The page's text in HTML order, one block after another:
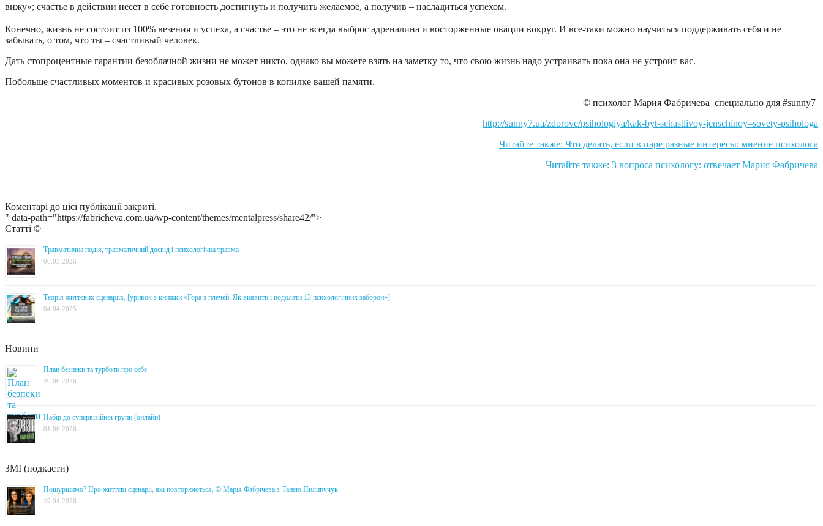
вижу»; счастье в действии несет в себе готовность достигнуть и получить желаемое, а получив – насладиться успехом.
Конечно, жизнь не состоит из 100% везения и успеха, а счастье – это не всегда выброс адреналина и восторженные овации вокруг. И все-таки можно научиться поддерживать себя и не
забывать, о том, что ты – счастливый человек.
Дать стопроцентные гарантии безоблачной жизни не может никто, однако вы можете взять на заметку то, что свою жизнь надо устраивать пока она не устроит вас.
Побольше счастливых моментов и красивых розовых бутонов в копилке вашей памяти.
© психолог Мария Фабричева специально для ‪#‎sunny7‬
http://sunny7.ua/zdorove/psihologiya/kak-byt-schastlivoy-jenschinoy–sovety-psihologa
Читайте также: Что делать, если в паре разные интересы: мнение психолога
Читайте также: 3 вопроса психологу: отвечает Мария Фабричева
Коментарі до цієї публікації закриті.
" data-path="https://fabricheva.com.ua/wp-content/themes/mentalpress/share42/">
Статті ©
Травматична подія, травматичний досвід і психологічна травма
06.03.2026
Теорія життєвих сценаріїв. [уривок з книжки «Гора з плечей. Як виявити і подолати 13 психологічних заборон»]
04.04.2025
Новини
План безпеки та турботи про себе
20.06.2026
Набір до супервізійної групи (онлайн)
01.06.2026
ЗМІ (подкасти)
Пошуршимо? Про життєві сценарії, які повторюються. © Марія Фабрічева з Танею Пилипччук
19.04.2026